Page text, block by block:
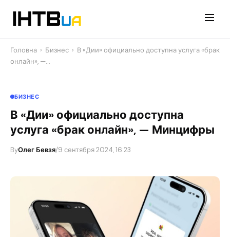
Головна › Бизнес › В «Дии» официально доступна услуга «брак
онлайн», —…
БИЗНЕС
В «Дии» официально доступна
услуга «брак онлайн», — Минцифры
ByОлег Бевзя/9 сентября 2024, 16:23